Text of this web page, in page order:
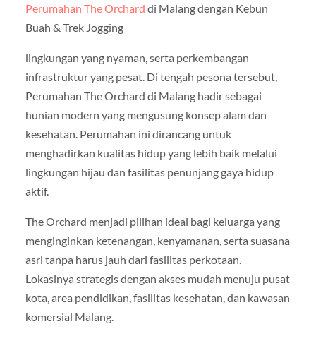
Perumahan The Orchard di Malang dengan Kebun
Buah & Trek Jogging
lingkungan yang nyaman, serta perkembangan
infrastruktur yang pesat. Di tengah pesona tersebut,
Perumahan The Orchard di Malang hadir sebagai
hunian modern yang mengusung konsep alam dan
kesehatan. Perumahan ini dirancang untuk
menghadirkan kualitas hidup yang lebih baik melalui
lingkungan hijau dan fasilitas penunjang gaya hidup
aktif.
The Orchard menjadi pilihan ideal bagi keluarga yang
menginginkan ketenangan, kenyamanan, serta suasana
asri tanpa harus jauh dari fasilitas perkotaan.
Lokasinya strategis dengan akses mudah menuju pusat
kota, area pendidikan, fasilitas kesehatan, dan kawasan
komersial Malang.